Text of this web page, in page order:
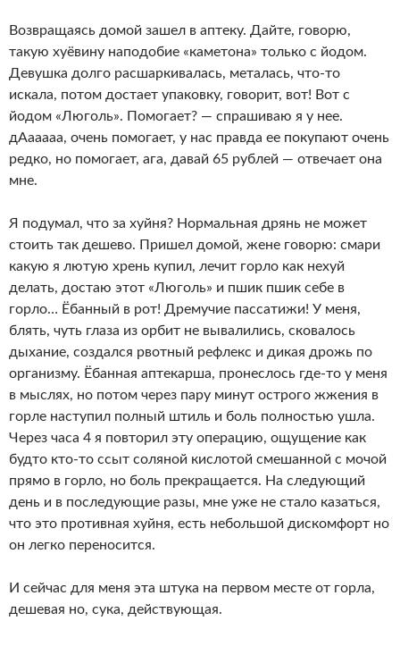
Возвращаясь домой зашел в аптеку. Дайте, говорю,
такую хуёвину наподобие «каметона» только с йодом.
Девушка долго расшаркивалась, металась, что-то
искала, потом достает упаковку, говорит, вот! Вот с
йодом «Люголь». Помогает? — спрашиваю я у нее.
дАааааа, очень помогает, у нас правда ее покупают очень
редко, но помогает, ага, давай 65 рублей — отвечает она
мне.
Я подумал, что за хуйня? Нормальная дрянь не может
стоить так дешево. Пришел домой, жене говорю: смари
какую я лютую хрень купил, лечит горло как нехуй
делать, достаю этот «Люголь» и пшик пшик себе в
горло… Ёбанный в рот! Дремучие пассатижи! У меня,
блять, чуть глаза из орбит не вывалились, сковалось
дыхание, создался рвотный рефлекс и дикая дрожь по
организму. Ёбанная аптекарша, пронеслось где-то у меня
в мыслях, но потом через пару минут острого жжения в
горле наступил полный штиль и боль полностью ушла.
Через часа 4 я повторил эту операцию, ощущение как
будто кто-то ссыт соляной кислотой смешанной с мочой
прямо в горло, но боль прекращается. На следующий
день и в последующие разы, мне уже не стало казаться,
что это противная хуйня, есть небольшой дискомфорт но
он легко переносится.
И сейчас для меня эта штука на первом месте от горла,
дешевая но, сука, действующая.